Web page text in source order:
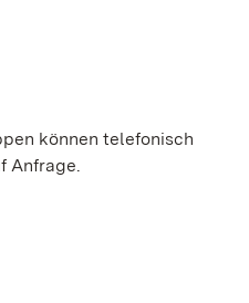
können telefonisch
Anfrage.